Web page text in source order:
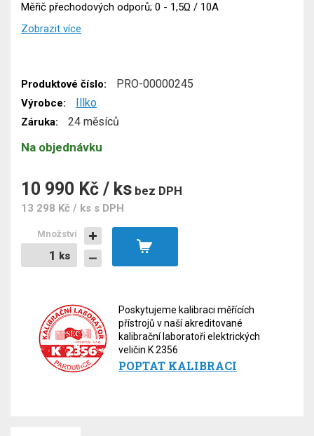
Měřič přechodových odporů; 0 - 1,5Ω / 10A
Zobrazit více
Produktové číslo: PRO-00000245
Výrobce: Illko
Záruka: 24 měsíců
Na objednávku
10 990 Kč / ks bez DPH
13 298 Kč / ks s DPH
ks
Množství
ks
Poskytujeme kalibraci měřících
přístrojů v naší akreditované
kalibrační laboratoři elektrických
veličin K 2356
POPTAT KALIBRACI